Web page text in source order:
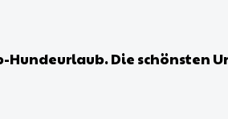
Hundeurlaub. Die schönsten